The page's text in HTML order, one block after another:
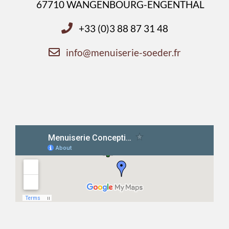
67710 WANGENBOURG-ENGENTHAL
+33 (0)3 88 87 31 48
info@menuiserie-soeder.fr